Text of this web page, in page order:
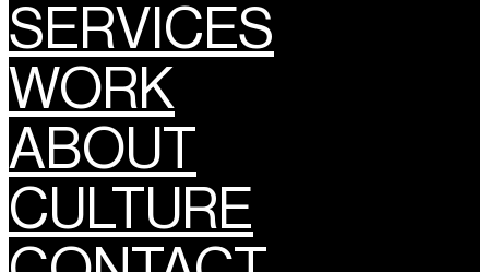
SERVICES
WORK
ABOUT
CULTURE